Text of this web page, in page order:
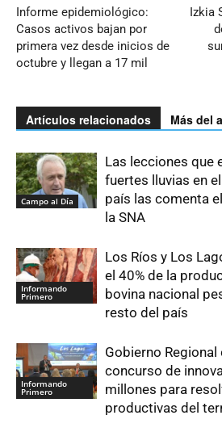
Informe epidemiológico:
Casos activos bajan por
primera vez desde inicios de
octubre y llegan a 17 mil
Izkia
Artículos relacionados Más del
Campo al Día
Las lecciones que
fuertes lluvias en
país las comenta
la SNA
Informando
Primero
Los Ríos y Los
el 40% de la
bovina nacional
resto del país
Informando
Primero
Gobierno
concurso de
millones para
productivas del